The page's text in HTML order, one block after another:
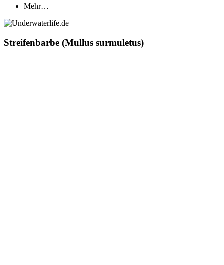
Mehr…
Streifenbarbe (Mullus surmuletus)